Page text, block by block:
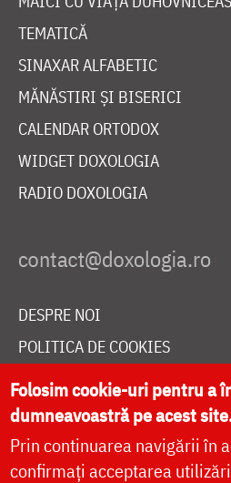
TEMATICĂ
SINAXAR ALFABETIC
MĂNĂSTIRI ȘI BISERICI
CALENDAR ORTODOX
WIDGET DOXOLOGIA
RADIO DOXOLOGIA
DESPRE NOI
POLITICA DE COOKIES
DONEAZĂ ONLINE PENTRU
LIVE
Folosim cookie-uri pentru a
dumneavoastră pe acest
Prin continuarea navigării în
confirmați acceptarea